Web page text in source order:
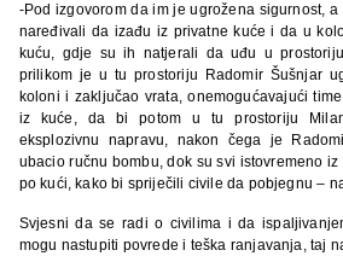
-Pod izgovorom da im je ugrožena sigurnost, a
naređivali da izađu iz privatne kuće i da u
kuću, gdje su ih natjerali da uđu u
prilikom je u tu prostoriju Radomir Šušnjar
koloni i zaključao vrata, onemogućavajući
iz kuće, da bi potom u tu prostoriju
eksplozivnu napravu, nakon čega je
ubacio ručnu bombu, dok su svi istovremeno
po kući, kako bi spriječili civile da pobjegnu –
Svjesni da se radi o civilima i da
mogu nastupiti povrede i teška ranjavanja, taj